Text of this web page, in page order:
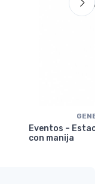
Eventos –
con manija